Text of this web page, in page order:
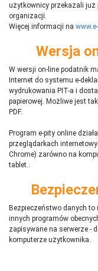
użytkownicy przekazali już
organizacji.
Więcej informacji na
Wersja
W wersji on-line podatnik
Internet do systemu e-
wydrukowania PIT-a i
papierowej. Możliwe jest
PDF.
Program e-pity online
przeglądarkach
Chrome) zarówno na
tablet..
Bezpieczeństwo danych
innych programów
zapisywane na serwerze -
komputerze użytkownika.